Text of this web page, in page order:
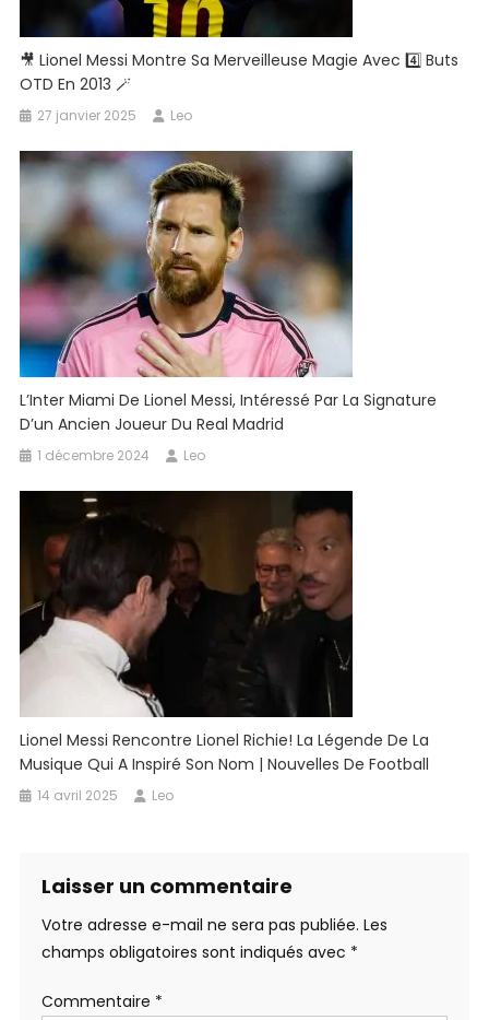
🎥 Lionel Messi Montre Sa Merveilleuse Magie Avec 4️⃣ Buts
OTD En 2013 🪄
27 janvier 2025 Leo
L’Inter Miami De Lionel Messi, Intéressé Par La Signature
D’un Ancien Joueur Du Real Madrid
1 décembre 2024 Leo
Lionel Messi Rencontre Lionel Richie! La Légende De La
Musique Qui A Inspiré Son Nom | Nouvelles De Football
14 avril 2025 Leo
Laisser un commentaire
Votre adresse e-mail ne sera pas publiée. Les
champs obligatoires sont indiqués avec *
Commentaire *